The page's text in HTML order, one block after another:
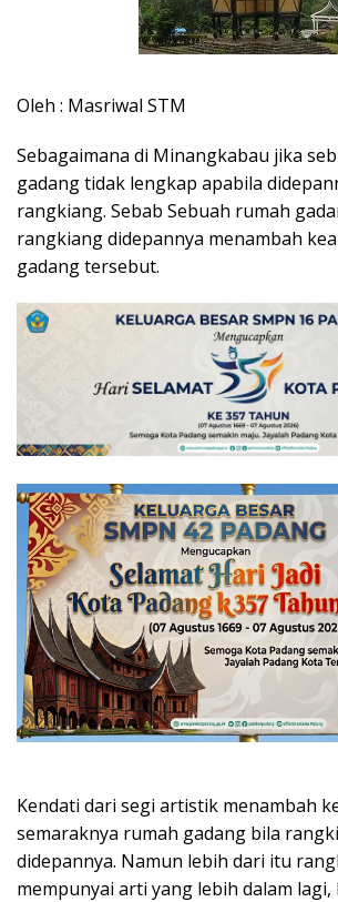
Oleh : Masriwal STM
Sebagaimana di Minangkabau jika
gadang tidak lengkap apabila
rangkiang. Sebab Sebuah rumah
rangkiang didepannya menambah
gadang tersebut.
Kendati dari segi artistik menambah
semaraknya rumah gadang bila
didepannya. Namun lebih dari itu
mempunyai arti yang lebih dalam